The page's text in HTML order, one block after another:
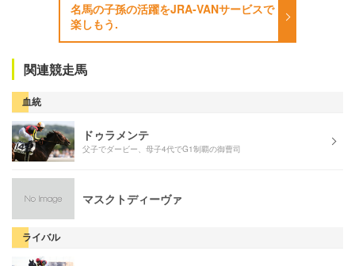
名馬の子孫の活躍をJRA-VANサービスで
楽しもう.
関連競走馬
血統
ドゥラメンテ
父子でダービー、母子4代でG1制覇の御曹司
マスクトディーヴァ
ライバル